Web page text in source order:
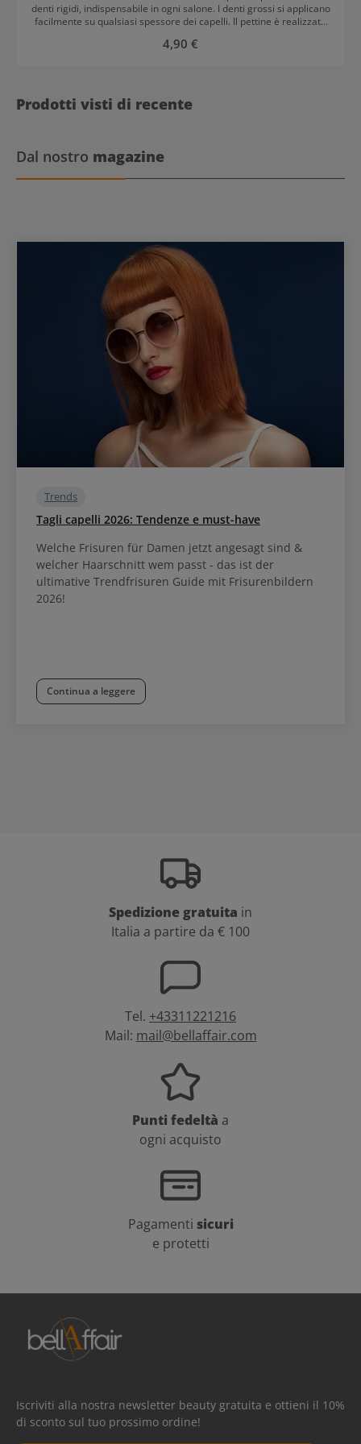
denti rigidi, indispensabile in ogni salone. I denti grossi si applicano
facilmente su qualsiasi spessore dei capelli. Il pettine è realizzato
per capelli come coloranti o perm.
Prezzo normale:
4,90 €
Prodotti visti di recente
Dal nostro magazine
Trends
Tagli capelli 2026: Tendenze e must-have
Welche Frisuren für Damen jetzt angesagt sind &
welcher Haarschnitt wem passt - das ist der
ultimative Trendfrisuren Guide mit Frisurenbildern
2026!
Continua a leggere
Spedizione gratuita in
Italia a partire da € 100
Tel. +43311221216
Mail: mail@bellaffair.com
Punti fedeltà a
ogni acquisto
Pagamenti sicuri
e protetti
Iscriviti alla nostra newsletter beauty gratuita e ottieni il 10%
di sconto sul tuo prossimo ordine!